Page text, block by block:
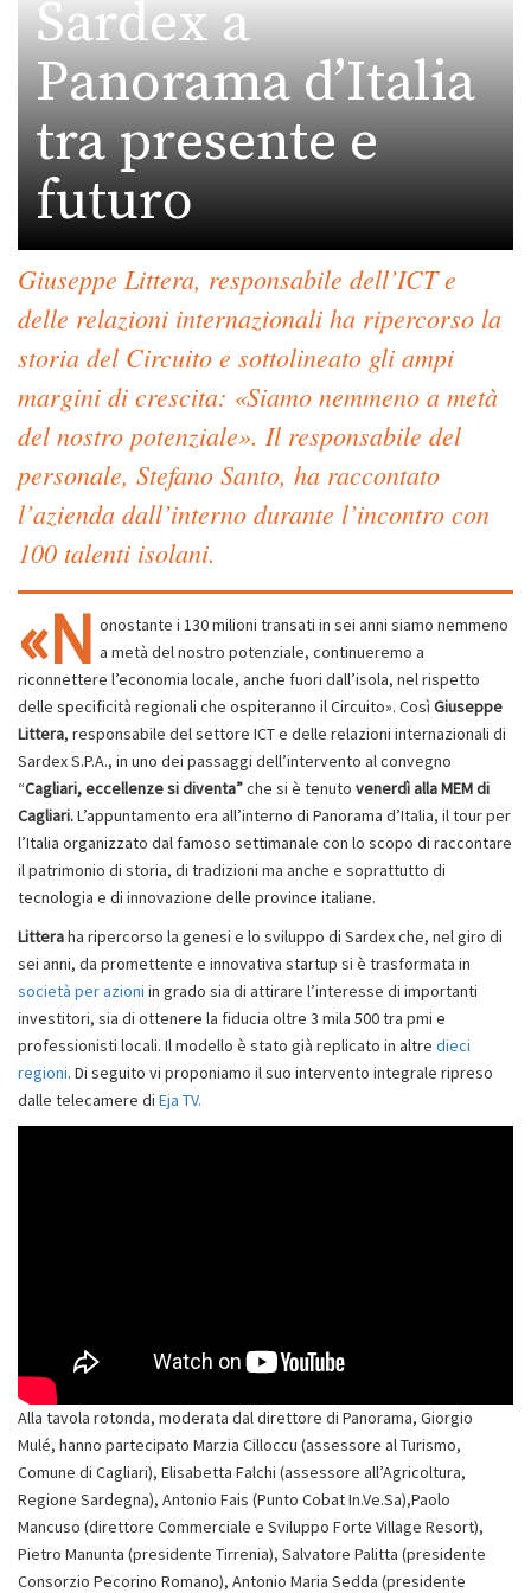
Sardex a
Panorama d’Italia
tra presente e
futuro
Giuseppe Littera, responsabile dell’ICT e
delle relazioni internazionali ha ripercorso la
storia del Circuito e sottolineato gli ampi
margini di crescita: «Siamo nemmeno a metà
del nostro potenziale». Il responsabile del
personale, Stefano Santo, ha raccontato
l’azienda dall’interno durante l’incontro con
100 talenti isolani.
«N onostante i 130 milioni transati in sei anni siamo nemmeno
a metà del nostro potenziale, continueremo a
riconnettere l’economia locale, anche fuori dall’isola, nel rispetto
delle specificità regionali che ospiteranno il Circuito». Così Giuseppe
Littera, responsabile del settore ICT e delle relazioni internazionali di
Sardex S.P.A., in uno dei passaggi dell’intervento al convegno
“Cagliari, eccellenze si diventa”che si è tenuto venerdì alla MEM di
Cagliari.L’appuntamento era all’interno di Panorama d’Italia, il tour per
l’Italia organizzato dal famoso settimanale con lo scopo di raccontare
il patrimonio di storia, di tradizioni ma anche e soprattutto di
tecnologia e di innovazione delle province italiane.
Litteraha ripercorso la genesi e lo sviluppo di Sardex che, nel giro di
sei anni, da promettente e innovativa startup si è trasformata in
società per azioni in grado sia di attirare l’interesse di importanti
investitori, sia di ottenere la fiducia oltre 3 mila 500 tra pmi e
professionisti locali. Il modello è stato già replicato in altre dieci
regioni. Di seguito vi proponiamo il suo intervento integrale ripreso
dalle telecamere di Eja TV.
Alla tavola rotonda, moderata dal direttore di Panorama, Giorgio
Mulé, hanno partecipato Marzia Cilloccu (assessore al Turismo,
Comune di Cagliari), Elisabetta Falchi (assessore all’Agricoltura,
Regione Sardegna), Antonio Fais (Punto Cobat In.Ve.Sa),Paolo
Mancuso (direttore Commerciale e Sviluppo Forte Village Resort),
Pietro Manunta (presidente Tirrenia), Salvatore Palitta (presidente
Consorzio Pecorino Romano), Antonio Maria Sedda (presidente